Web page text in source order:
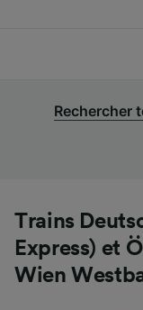
Rechercher
Trains
Express) et
Wien